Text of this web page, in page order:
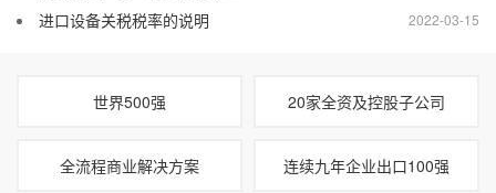
2022-03-15
进口设备关税税率的说明
世界500强 20家全资及控股子公司
全流程商业解决方案 连续九年企业出口100强